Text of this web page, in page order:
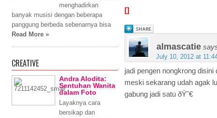
[]
almascatie
July 10, 2012 at
jadi pengen nongkrong
meski sekarang udah agak
gabung jadi satu ðŸ˜€
menghadirkan
banyak musisi dengan beberapa
panggung berbeda sebenarnya bisa
Read More »
CREATIVE
Andra Alodita:
Sentuhan Wanita
dalam Foto
Layaknya cara
bersikap dan